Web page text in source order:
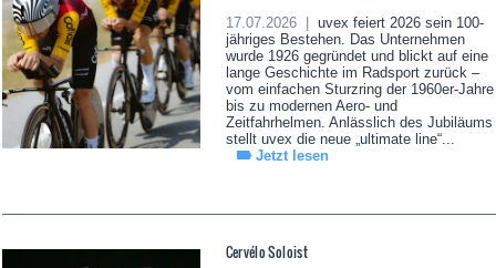
17.07.2026 |
uvex feiert 2026 sein 100-
jähriges Bestehen. Das Unternehmen
wurde 1926 gegründet und blickt auf eine
lange Geschichte im Radsport zurück –
vom einfachen Sturzring der 1960er-Jahre
bis zu modernen Aero- und
Zeitfahrhelmen. Anlässlich des Jubiläums
stellt uvex die neue „ultimate line“...
Jetzt lesen
Cervélo Soloist